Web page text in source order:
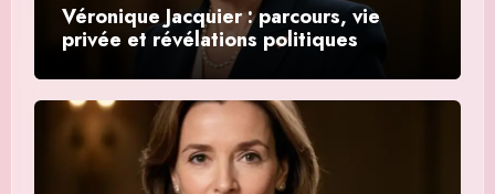
Véronique Jacquier : parcours, vie
privée et révélations politiques